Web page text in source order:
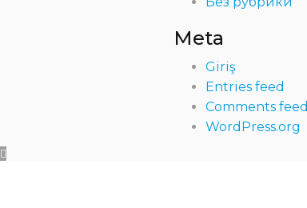
Meta
Giriş
Entries feed
Comments feed
WordPress.org